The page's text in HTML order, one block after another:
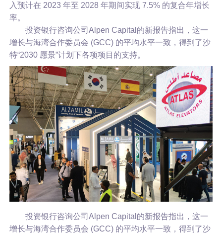
入预计在 2023 年至 2028 年期间实现 7.5% 的复合年增长
率。
投资银行咨询公司Alpen Capital的新报告指出，这一
增长与海湾合作委员会 (GCC) 的平均水平一致，得到了沙
特“2030 愿景”计划下各项项目的支持。
投资银行咨询公司Alpen Capital的新报告指出，这一
增长与海湾合作委员会 (GCC) 的平均水平一致，得到了沙